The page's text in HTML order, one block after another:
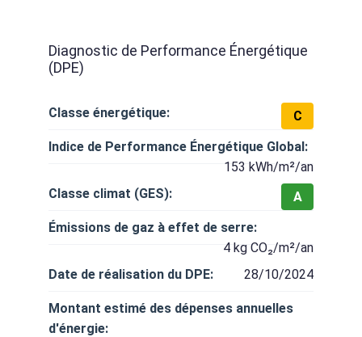
Diagnostic de Performance Énergétique
(DPE)
Classe énergétique:
C
Indice de Performance Énergétique Global:
153 kWh/m²/an
Classe climat (GES):
A
Émissions de gaz à effet de serre:
4 kg CO₂/m²/an
Date de réalisation du DPE:
28/10/2024
Montant estimé des dépenses annuelles
d'énergie: